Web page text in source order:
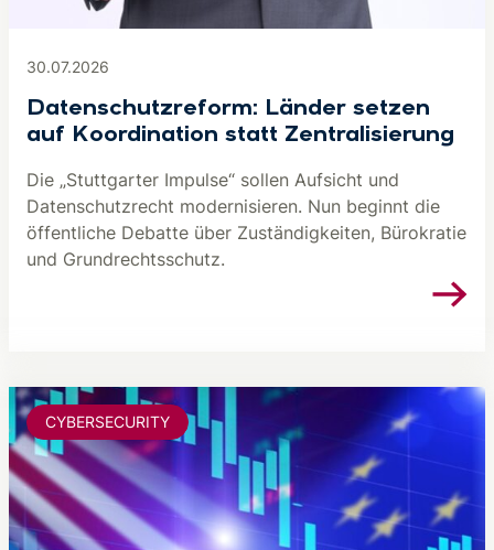
30.07.2026
Datenschutzreform: Länder setzen
auf Koordination statt Zentralisierung
Die „Stuttgarter Impulse“ sollen Aufsicht und
Datenschutzrecht modernisieren. Nun beginnt die
öffentliche Debatte über Zuständigkeiten, Bürokratie
und Grundrechtsschutz.
CYBERSECURITY